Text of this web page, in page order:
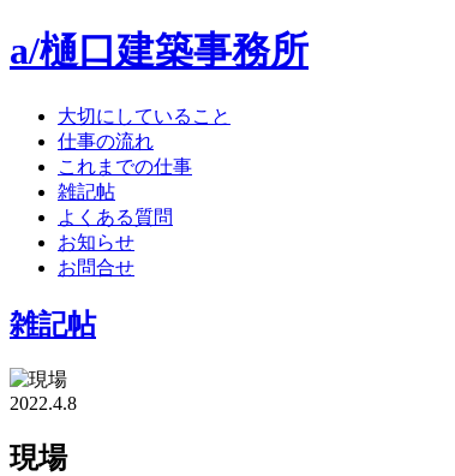
a/樋口建築事務所
大切にしていること
仕事の流れ
これまでの仕事
雑記帖
よくある質問
お知らせ
お問合せ
雑記帖
2022.4.8
現場